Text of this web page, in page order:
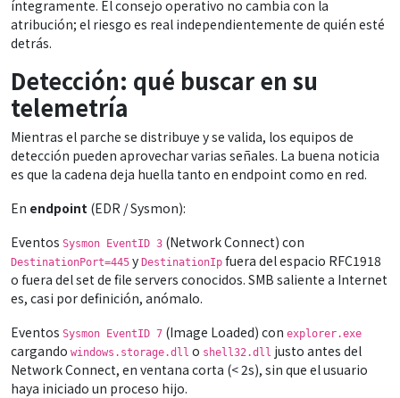
íntegramente. El consejo operativo no cambia con la
atribución; el riesgo es real independientemente de quién esté
detrás.
Detección: qué buscar en su
telemetría
Mientras el parche se distribuye y se valida, los equipos de
detección pueden aprovechar varias señales. La buena noticia
es que la cadena deja huella tanto en endpoint como en red.
En endpoint (EDR / Sysmon):
Eventos Sysmon EventID 3 (Network Connect) con
DestinationPort=445 y DestinationIp fuera del espacio RFC1918
o fuera del set de file servers conocidos. SMB saliente a Internet
es, casi por definición, anómalo.
Eventos Sysmon EventID 7 (Image Loaded) con explorer.exe
cargando windows.storage.dll o shell32.dll justo antes del
Network Connect, en ventana corta (< 2s), sin que el usuario
haya iniciado un proceso hijo.